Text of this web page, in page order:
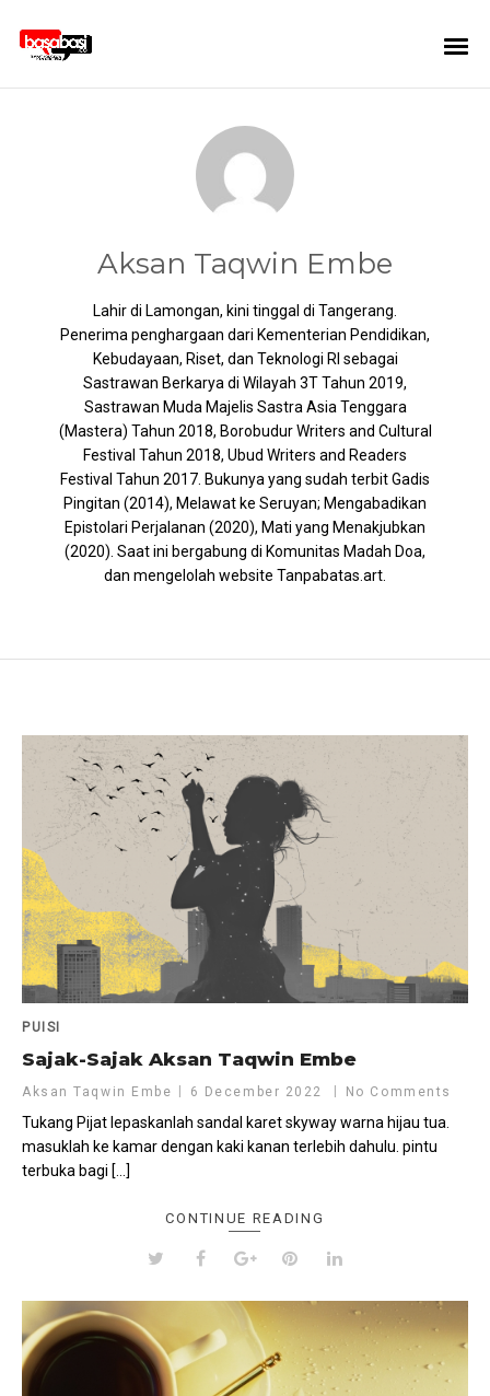
Aksan Taqwin Embe
Lahir di Lamongan, kini tinggal di Tangerang.
Penerima penghargaan dari Kementerian Pendidikan,
Kebudayaan, Riset, dan Teknologi RI sebagai
Sastrawan Berkarya di Wilayah 3T Tahun 2019,
Sastrawan Muda Majelis Sastra Asia Tenggara
(Mastera) Tahun 2018, Borobudur Writers and Cultural
Festival Tahun 2018, Ubud Writers and Readers
Festival Tahun 2017. Bukunya yang sudah terbit Gadis
Pingitan (2014), Melawat ke Seruyan; Mengabadikan
Epistolari Perjalanan (2020), Mati yang Menakjubkan
(2020). Saat ini bergabung di Komunitas Madah Doa,
dan mengelolah website Tanpabatas.art.
PUISI
Sajak-Sajak Aksan Taqwin Embe
Aksan Taqwin Embe 6 December 2022 No Comments
Tukang Pijat lepaskanlah sandal karet skyway warna hijau tua.
masuklah ke kamar dengan kaki kanan terlebih dahulu. pintu
terbuka bagi […]
CONTINUE READING